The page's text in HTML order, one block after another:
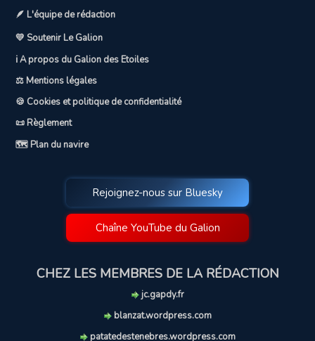
🪶 L'équipe de rédaction
💛 Soutenir Le Galion
ℹ️ A propos du Galion des Etoiles
⚖️ Mentions légales
🍪 Cookies et politique de confidentialité
📜 Règlement
🗺️ Plan du navire
Rejoignez-nous sur Bluesky
Chaîne YouTube du Galion
CHEZ LES MEMBRES DE LA RÉDACTION
jc.gapdy.fr
blanzat.wordpress.com
patatedestenebres.wordpress.com